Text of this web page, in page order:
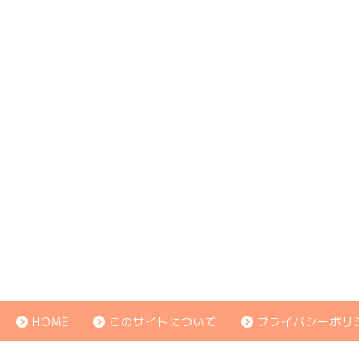
HOME このサイトについて プライバシーポリ